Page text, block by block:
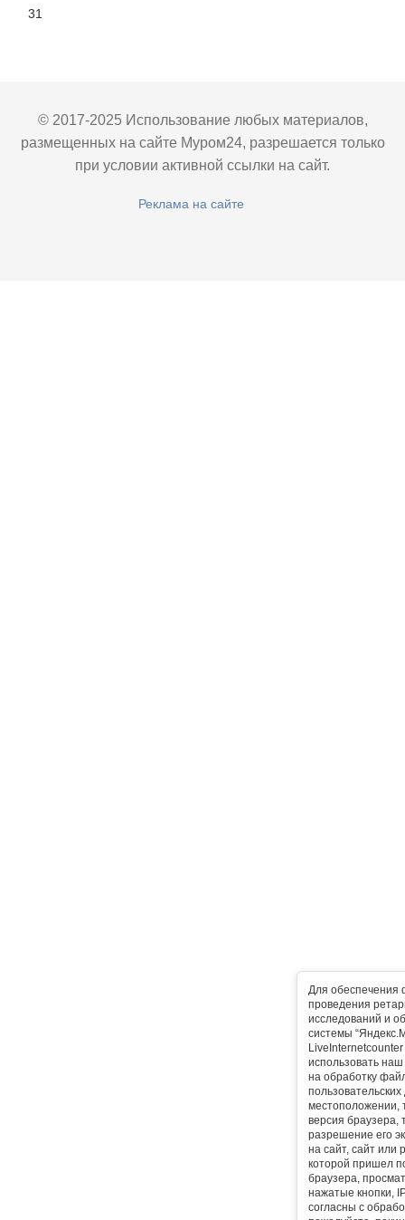
Для обеспечения
проведения
исследований и
системы
использовать
на обработку
местоположении,
версия браузера,
разрешение его
на сайт, сайт или
которой пришел
браузера,
нажатые кнопки,
согласны с
31
© 2017-2025 Использование любых материалов,
размещенных на сайте Муром24, разрешается только
при условии активной ссылки на сайт.
Реклама на сайте